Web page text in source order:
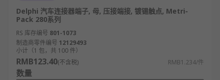
Delphi 汽车连接器端子, 母, 压接端接, 镀锡触点, Metri-
Pack 280系列
RS 库存编号 801-1073
制造商零件编号 12129493
小计（1 包，共 100 件）
RMB123.40(不含税) RMB1.234/件
数量